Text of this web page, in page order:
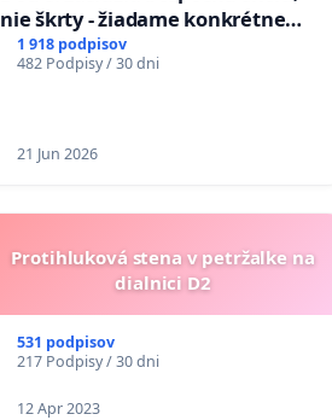
nie škrty - žiadame konkrétne
opatrenia na zlepšenie situácie v
školstve
1 918 podpisov
482 Podpisy / 30 dni
21 Jun 2026
Protihluková stena v petržalke na
dialnici D2
531 podpisov
217 Podpisy / 30 dni
12 Apr 2023